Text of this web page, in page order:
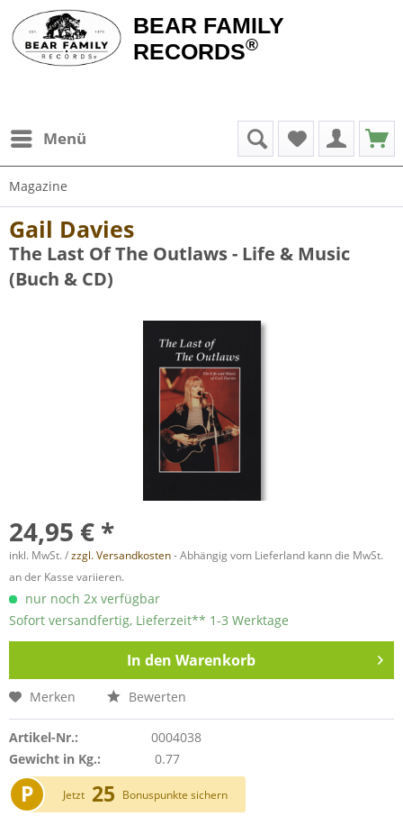
BEAR FAMILY
RECORDS®
Menü
Magazine
Gail Davies
The Last Of The Outlaws - Life & Music
(Buch & CD)
24,95 € *
inkl. MwSt. /zzgl. Versandkosten- Abhängig vom Lieferland kann die MwSt.
an der Kasse variieren.
nur noch 2x verfügbar
Sofort versandfertig, Lieferzeit** 1-3 Werktage
In den Warenkorb
Merken Bewerten
Artikel-Nr.:
0004038
Gewicht in Kg.:
0.77
P Jetzt 25 Bonuspunkte sichern